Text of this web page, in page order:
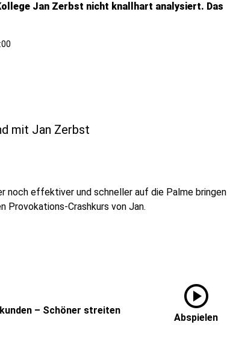
Jan Zerbst nicht knallhart analysiert. Das
mit Jan Zerbst
noch effektiver und schneller auf die Palme bringen
Crashkurs von Jan.
– Schöner streiten
play_circle
Abspielen